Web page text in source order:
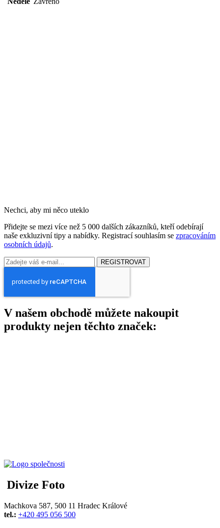
Nechci, aby mi něco uteklo
Přidejte se mezi více než 5 000 dalších zákazníků, kteří odebírají
naše exkluzivní tipy a nabídky. Registrací souhlasím se zpracováním
osobních údajů.
REGISTROVAT
V našem obchodě můžete nakoupit
produkty nejen těchto značek:
Divize Foto
Machkova 587, 500 11 Hradec Králové
tel.: +420 495 056 500